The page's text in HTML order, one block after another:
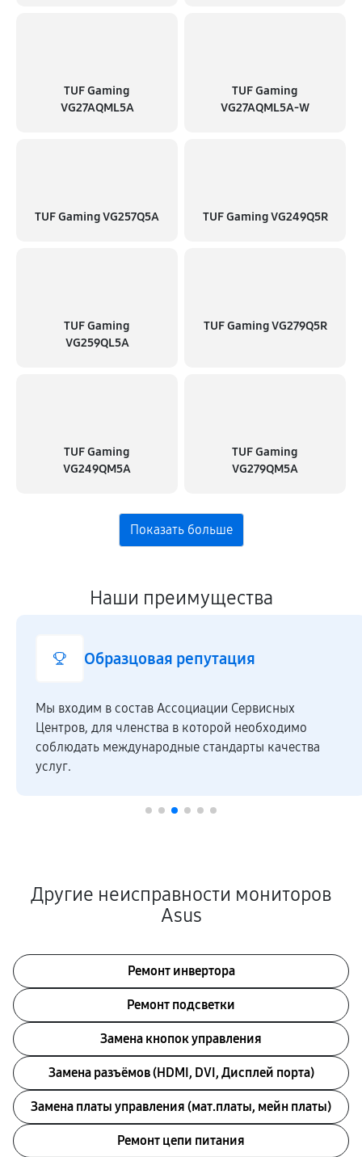
TUF Gaming
VG27AQML5A
TUF Gaming
VG27AQML5A-W
TUF Gaming VG257Q5A TUF Gaming VG249Q5R
TUF Gaming
VG259QL5A
TUF Gaming VG279Q5R
TUF Gaming
VG249QM5A
TUF Gaming
VG279QM5A
Наши преимущества
Образцовая репутация
Мы входим в состав Ассоциации Сервисных
Центров, для членства в которой необходимо
соблюдать международные стандарты качества
услуг.
Другие неисправности мониторов
Asus
Ремонт инвертора
Ремонт подсветки
Замена кнопок управления
Замена разъёмов (HDMI, DVI, Дисплей порта)
Замена платы управления (мат.платы, мейн платы)
Ремонт цепи питания